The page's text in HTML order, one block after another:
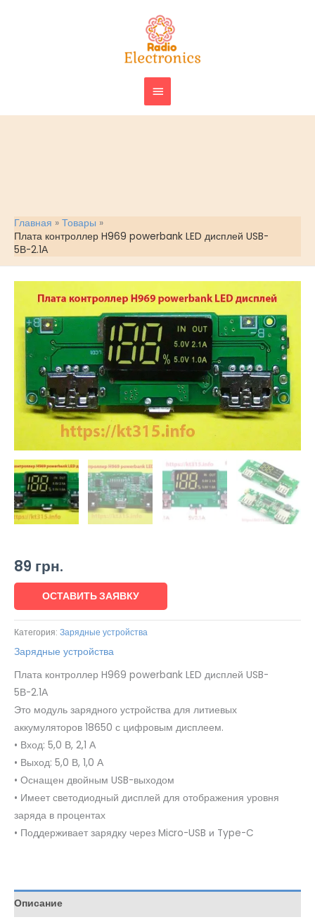
ГЛАВНОЕ
МЕНЮ
Главная
Товары
Плата контроллер H969 powerbank LED дисплей USB-
5В-2.1А
89 грн.
ОСТАВИТЬ ЗАЯВКУ
Категория: Зарядные устройства
Зарядные устройства
Плата контроллер H969 powerbank LED дисплей USB-
5В-2.1А
Это модуль зарядного устройства для литиевых
аккумуляторов 18650 с цифровым дисплеем.
• Вход: 5,0 В, 2,1 А
• Выход: 5,0 В, 1,0 А
• Оснащен двойным USB-выходом
• Имеет светодиодный дисплей для отображения уровня
заряда в процентах
• Поддерживает зарядку через Micro-USB и Type-C
Описание